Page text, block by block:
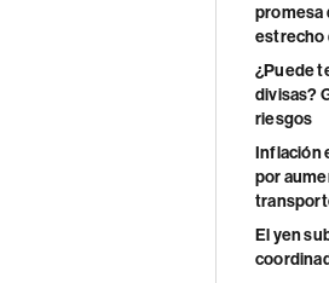
promesa
estrecho
¿Puede
divisas?
riesgos
Inflación
por
El yen